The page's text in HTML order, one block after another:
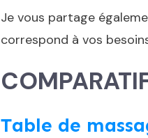
Je vous partage
correspond à vos
Table de